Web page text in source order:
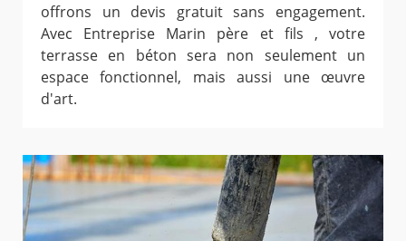
offrons un devis gratuit sans engagement.
Avec Entreprise Marin père et fils , votre
terrasse en béton sera non seulement un
espace fonctionnel, mais aussi une œuvre
d'art.